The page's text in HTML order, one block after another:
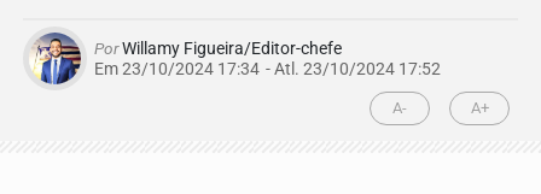
PorWillamy Figueira/Editor-chefe
Em 23/10/2024 17:34 - Atl. 23/10/2024 17:52
A- A+